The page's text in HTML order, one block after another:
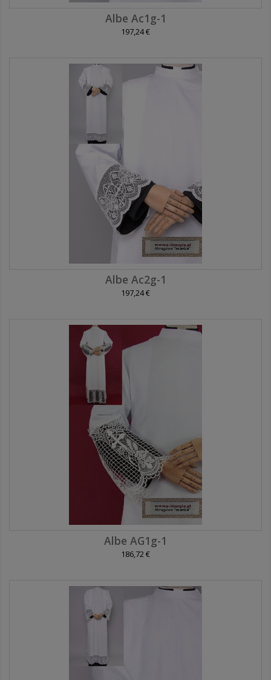
Albe Ac1g-1
197,24 €
Albe Ac2g-1
197,24 €
Albe AG1g-1
186,72 €